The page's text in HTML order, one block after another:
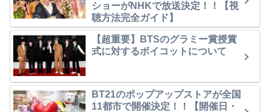
ショーがNHKで放送決定！！【視
聴方法完全ガイド】
【超重要】BTSのグラミー賞授賞
式に対するボイコットについて
BT21のポップアップストアが全国
11都市で開催決定！！【開催日・